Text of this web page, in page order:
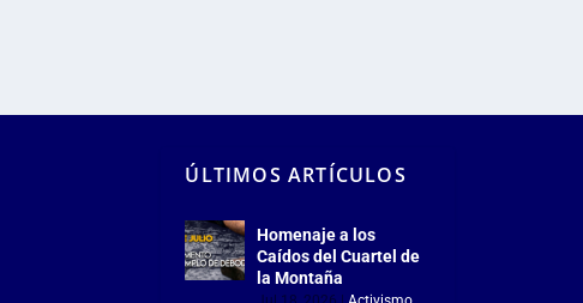
ÚLTIMOS ARTÍCULOS
Homenaje a los
Caídos del Cuartel de
la Montaña